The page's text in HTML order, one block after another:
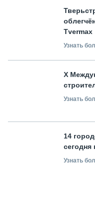
Tvermax
Узнать
X
Узнать
14
сегодня
Узнать